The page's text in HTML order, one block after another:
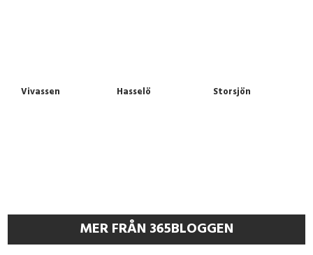
Vivassen Hasselö Storsjön
MER FRÅN 365BLOGGEN